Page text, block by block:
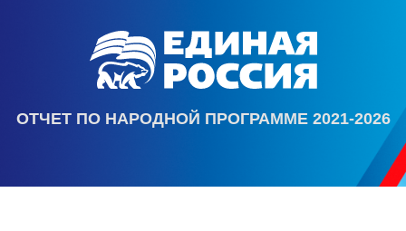
ОТЧЕТ ПО НАРОДНОЙ ПРОГРАММЕ 2021-2026